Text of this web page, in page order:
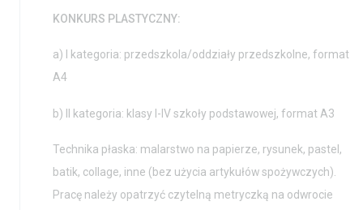
KONKURS PLASTYCZNY:
a) I kategoria: przedszkola/oddziały przedszkolne, format
A4
b) II kategoria: klasy I-IV szkoły podstawowej, format A3
Technika płaska: malarstwo na papierze, rysunek, pastel,
batik, collage, inne (bez użycia artykułów spożywczych).
Pracę należy opatrzyć czytelną metryczką na odwrocie